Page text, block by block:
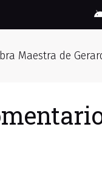
Maestra de